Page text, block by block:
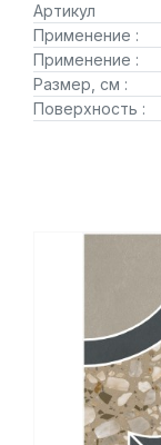
Артикул
Применение :
Применение :
Размер, см :
Поверхность :